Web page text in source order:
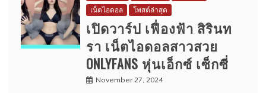
เน็ตไอดอล
โพสต์ล่าสุด
เปิดวาร์ป เฟื่องฟ้า สิรินท
รา เน็ตไอดอลสาวสวย
ONLYFANS หุ่นเอ็กซ์ เซ็กซี่
November 27, 2024